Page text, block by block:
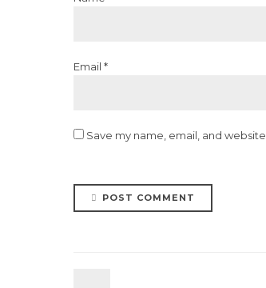
Email *
Save my name, email, and
POST COMMENT